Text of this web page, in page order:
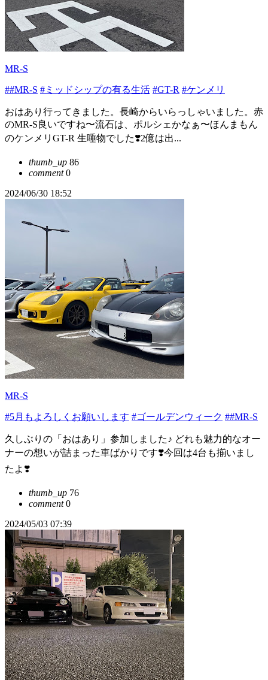
MR-S
##MR-S #ミッドシップの有る生活 #GT-R #ケンメリ
おはあり行ってきました。長崎からいらっしゃいました。赤
のMR-S良いですね〜流石は、ポルシェかなぁ〜ほんまもん
のケンメリGT-R 生唾物でした❣️2億は出...
thumb_up 86
comment0
2024/06/30 18:52
MR-S
#5月もよろしくお願いします #ゴールデンウィーク ##MR-S
久しぶりの「おはあり」参加しました♪ どれも魅力的なオー
ナーの想いが詰まった車ばかりです❣️今回は4台も揃いまし
たよ❣️
thumb_up 76
comment0
2024/05/03 07:39